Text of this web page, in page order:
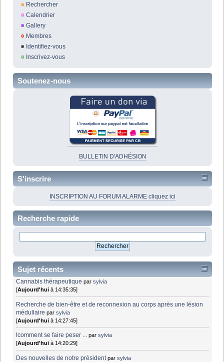
Rechercher
Calendrier
Gallery
Membres
Identifiez-vous
Inscrivez-vous
Soutenez-nous
BULLETIN D'ADHÉSION
S'inscrire
INSCRIPTION AU FORUM ALARME cliquez ici
Recherche rapide
Sujet récents
Cannabis thérapeutique parsylvia
[Aujourd'hui à 14:35:35]
Recherche de bien-être et de reconnexion au corps après une lésion
médullaire parsylvia
[Aujourd'hui à 14:27:45]
lcomment se faire peser ... parsylvia
[Aujourd'hui à 14:20:29]
Des nouvelles de notre président parsylvia